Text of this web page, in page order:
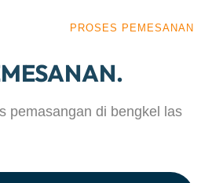
PROSES PEMESANAN
pemasangan di bengkel las